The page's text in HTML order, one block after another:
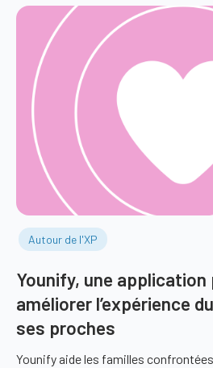
Autour de l'XP
Younify, une application
améliorer l’expérience
ses proches
Younify aide les familles